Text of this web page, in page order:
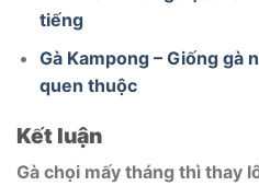
tiếng
Gà Kampong – Giống gà
quen thuộc
Kết luận
Gà chọi mấy tháng thì thay